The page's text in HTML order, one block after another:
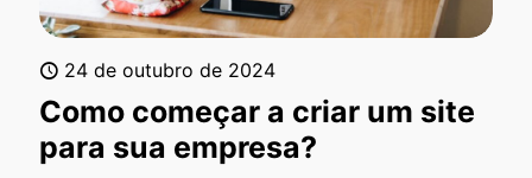
24 de outubro de 2024
Como começar a criar um site
para sua empresa?